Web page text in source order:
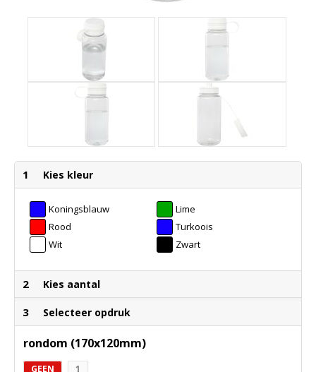
1 Kies kleur
Koningsblauw
Lime
Rood
Turkoois
Wit
Zwart
2 Kies aantal
3 Selecteer opdruk
rondom (170x120mm)
GEEN 1